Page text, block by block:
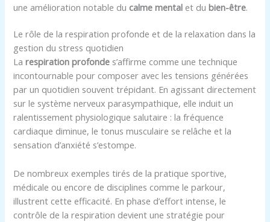
une amélioration notable du calme mental et dubien-être.
Le rôle de la respiration profonde et de la relaxation dans la
gestion du stress quotidien
Larespiration profonde s’affirme comme une technique
incontournable pour composer avec les tensions générées
par un quotidien souvent trépidant. En agissant directement
sur le système nerveux parasympathique, elle induit un
ralentissement physiologique salutaire : la fréquence
cardiaque diminue, le tonus musculaire se relâche et la
sensation d’anxiété s’estompe.
De nombreux exemples tirés de la pratique sportive,
médicale ou encore de disciplines comme le parkour,
illustrent cette efficacité. En phase d’effort intense, le
contrôle de la respiration devient une stratégie pour